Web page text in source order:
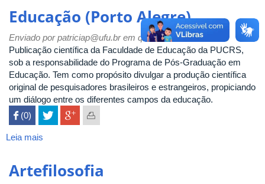
(UFSM)
Educação (Porto Alegre)
Enviado porpatriciap@ufu.brem qua, 03/05/2017 - 11:46
Publicação científica da Faculdade de Educação da PUCRS,
sob a responsabilidade do Programa de Pós-Graduação em
Educação. Tem como propósito divulgar a produção científica
original de pesquisadores brasileiros e estrangeiros, propiciando
um diálogo entre os diferentes campos da educação.
 (0)
Leia mais
Alegre)
Artefilosofia